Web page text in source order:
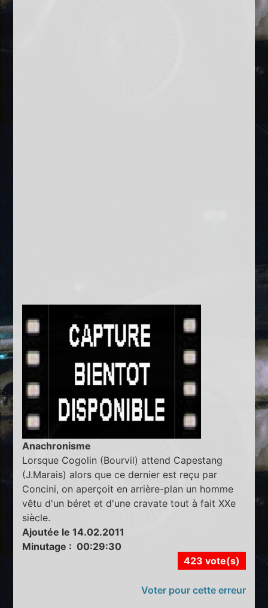
Anachronisme
Lorsque Cogolin (Bourvil) attend Capestang
(J.Marais) alors que ce dernier est reçu par
Concini, on aperçoit en arrière-plan un homme
vêtu d'un béret et d'une cravate tout à fait XXe
siècle.
Ajoutée le 14.02.2011
Minutage : 00:29:30
423 vote(s)
Voter pour cette erreur